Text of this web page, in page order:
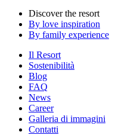
Discover the resort
By love inspiration
By family experience
Il Resort
Sostenibilità
Blog
FAQ
News
Career
Galleria di immagini
Contatti